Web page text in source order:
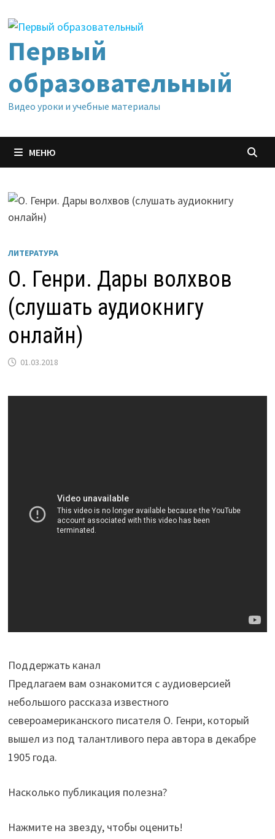
содержимому
Первый
образовательный
Видео уроки и учебные материалы
МЕНЮ
ЛИТЕРАТУРА
О. Генри. Дары волхвов
(слушать аудиокнигу
онлайн)
01.03.2018
Поддержать канал
Предлагаем вам ознакомится с аудиоверсией
небольшого рассказа известного
североамериканского писателя О. Генри, который
вышел из под талантливого пера автора в декабре
1905 года.
Насколько публикация полезна?
Нажмите на звезду, чтобы оценить!